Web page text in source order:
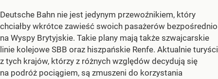
Deutsche Bahn nie jest jedynym przewoźnikiem, który
chciałby wkrótce zawieść swoich pasażerów bezpośrednio
na Wyspy Brytyjskie. Takie plany mają także szwajcarskie
linie kolejowe SBB oraz hiszpańskie Renfe. Aktualnie turyści
z tych krajów, którzy z różnych względów decydują się
na podróż pociągiem, są zmuszeni do korzystania